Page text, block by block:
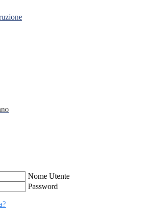
Nome Utente
Password